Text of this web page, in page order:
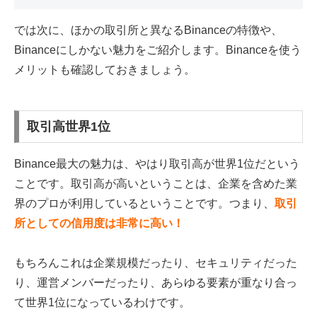
では次に、ほかの取引所と異なるBinanceの特徴や、
Binanceにしかない魅力をご紹介します。Binanceを使う
メリットも確認しておきましょう。
取引高世界1位
Binance最大の魅力は、やはり取引高が世界1位だという
ことです。取引高が高いということは、企業を含めた業
界のプロが利用しているということです。つまり、 取引
所としての信用度は非常に高い！
もちろんこれは企業規模だったり、セキュリティだった
り、運営メンバーだったり、あらゆる要素が重なり合っ
て世界1位になっているわけです。